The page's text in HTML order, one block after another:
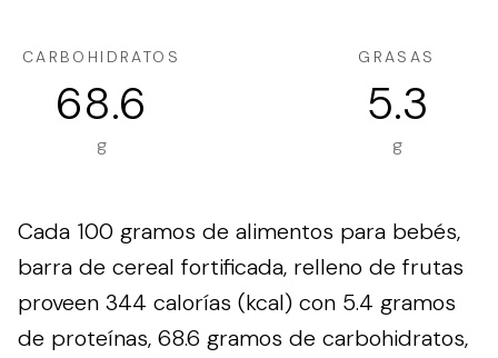
CARBOHIDRATOS
68.6
g
GRASAS
5.3
g
Cada 100 gramos de alimentos para bebés,
barra de cereal fortificada, relleno de frutas
proveen 344 calorías (kcal) con 5.4 gramos
de proteínas, 68.6 gramos de carbohidratos,